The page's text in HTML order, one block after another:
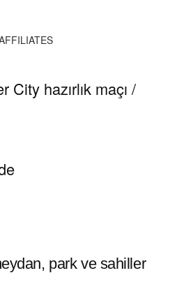
hazırlık maçı /
park ve sahiller